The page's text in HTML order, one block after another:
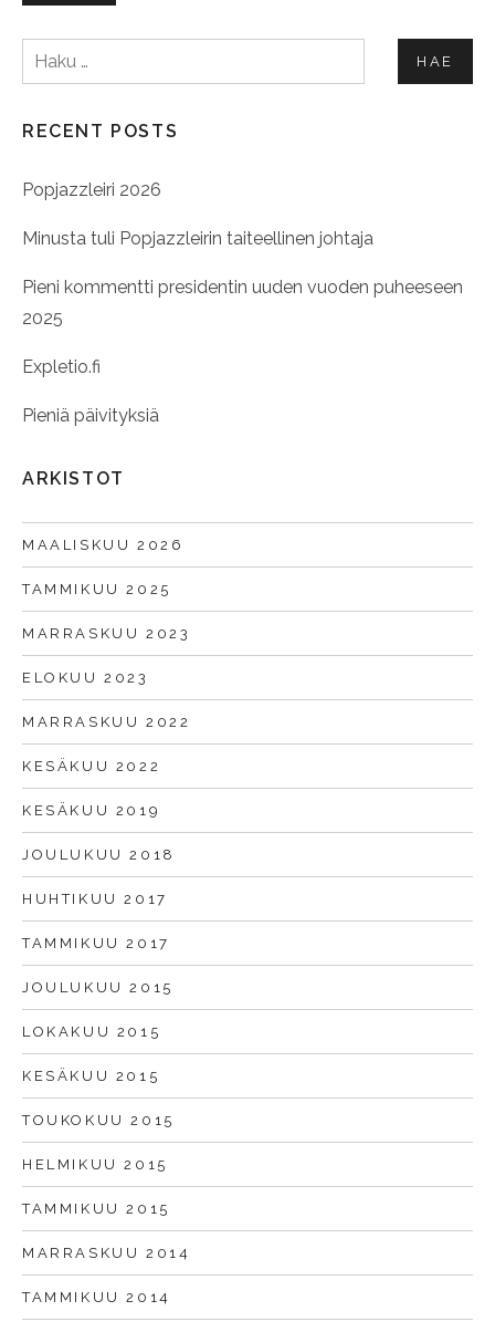
Haku:
RECENT POSTS
Popjazzleiri 2026
Minusta tuli Popjazzleirin taiteellinen johtaja
Pieni kommentti presidentin uuden vuoden puheeseen
2025
Expletio.fi
Pieniä päivityksiä
ARKISTOT
MAALISKUU 2026
TAMMIKUU 2025
MARRASKUU 2023
ELOKUU 2023
MARRASKUU 2022
KESÄKUU 2022
KESÄKUU 2019
JOULUKUU 2018
HUHTIKUU 2017
TAMMIKUU 2017
JOULUKUU 2015
LOKAKUU 2015
KESÄKUU 2015
TOUKOKUU 2015
HELMIKUU 2015
TAMMIKUU 2015
MARRASKUU 2014
TAMMIKUU 2014